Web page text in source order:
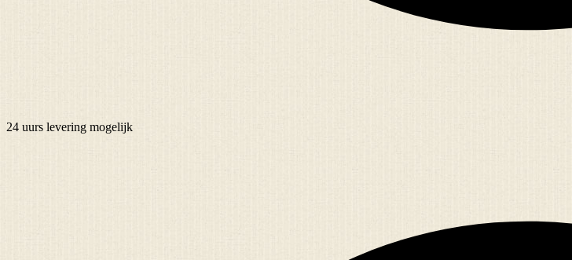
24 uurs levering mogelijk